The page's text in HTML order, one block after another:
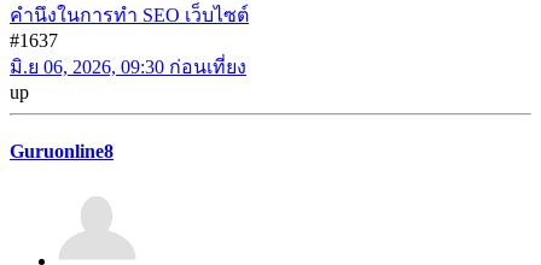
คำนึงในการทำ SEO เว็บไซต์
#1637
มิ.ย 06, 2026, 09:30 ก่อนเที่ยง
up
Guruonline8